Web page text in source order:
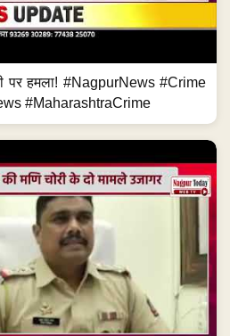
पर हमला! #NagpurNews #Crime
#MaharashtraCrime